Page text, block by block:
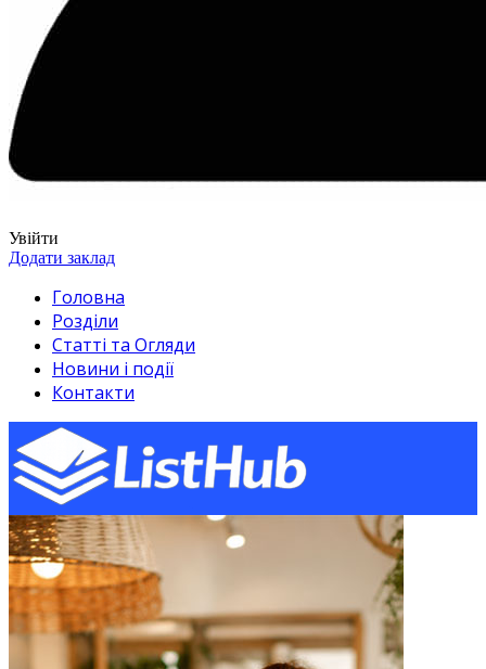
Увійти
Додати заклад
Головна
Розділи
Статті та Огляди
Новини і події
Контакти